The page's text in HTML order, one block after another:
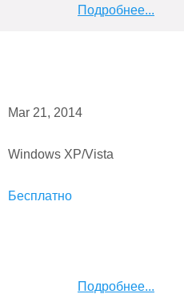
Подробнее...
Mar 21, 2014
Windows XP/Vista
Бесплатно
Подробнее...